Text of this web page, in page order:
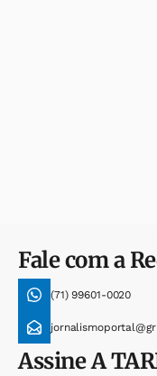
Fale com a
(71) 99601-0020
AssineA